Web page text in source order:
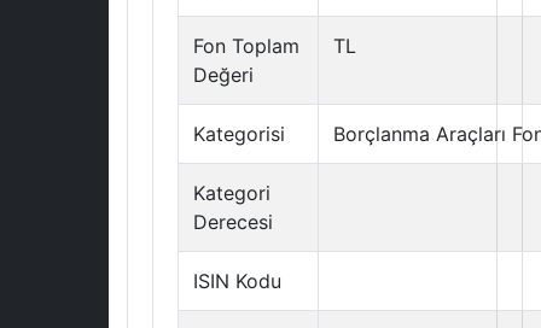
Fon Toplam
Değeri
TL
Kategorisi Borçlanma Araçları
Kategori
Derecesi
ISIN Kodu